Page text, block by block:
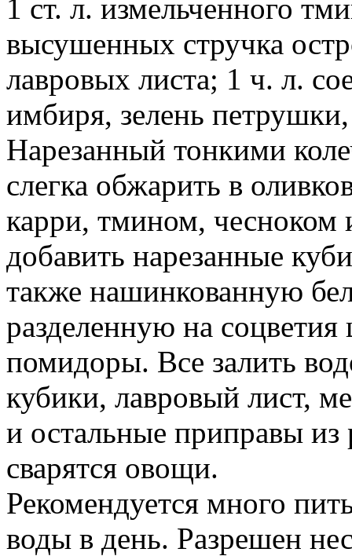
1 ст. л. измельченного
высушенных стручка
лавровых листа; 1 ч. л.
имбиря, зелень
Нарезанный тонкими
слегка обжарить в
карри, тмином, чесноком
добавить нарезанные
также нашинкованную
разделенную на
помидоры. Все залить
кубики, лавровый лист,
и остальные приправы из
сварятся овощи.
Рекомендуется много
воды в день. Разрешен